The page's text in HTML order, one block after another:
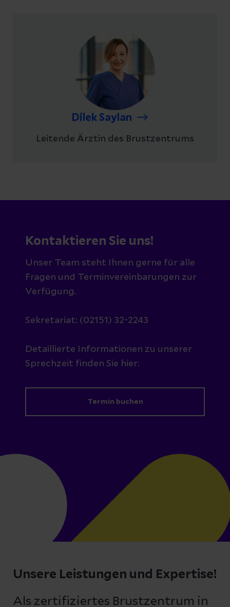
Dilek Saylan
Leitende Ärztin des Brustzentrums
Kontaktieren Sie uns!
Unser Team steht Ihnen gerne für alle
Fragen und Terminvereinbarungen zur
Verfügung.
Sekretariat: (02151) 32-2243
Detaillierte Informationen zu unserer
Sprechzeit finden Sie hier:
Termin buchen
Unsere Leistungen und Expertise!
Als zertifiziertes Brustzentrum in